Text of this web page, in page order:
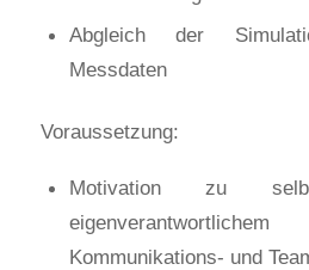
Abgleich der
Messdaten
Voraussetzung:
Motivation zu
Kommunikations- und